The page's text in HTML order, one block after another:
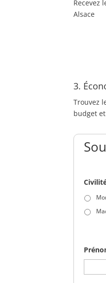
Recevez
Alsace
3.
Trouvez
budget